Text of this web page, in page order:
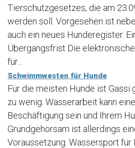
Tierschutzgesetzes, die am
werden soll. Vorgesehen ist
auch ein neues Hunderegister.
Übergangsfrist Die
für...
Schwimmwesten für Hunde
Für die meisten Hunde ist Gassi
zu wenig. Wasserarbeit kann
Beschäftigung sein und Ihrem
Grundgehorsam ist allerdings
Voraussetzung. Wassersport für